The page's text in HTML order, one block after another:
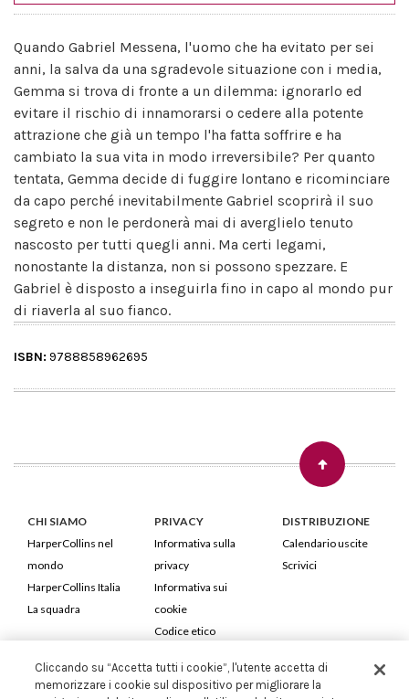
Quando Gabriel Messena, l'uomo che ha evitato per sei
anni, la salva da una sgradevole situazione con i media,
Gemma si trova di fronte a un dilemma: ignorarlo ed
evitare il rischio di innamorarsi o cedere alla potente
attrazione che già un tempo l'ha fatta soffrire e ha
cambiato la sua vita in modo irreversibile? Per quanto
tentata, Gemma decide di fuggire lontano e ricominciare
da capo perché inevitabilmente Gabriel scoprirà il suo
segreto e non le perdonerà mai di averglielo tenuto
nascosto per tutti quegli anni. Ma certi legami,
nonostante la distanza, non si possono spezzare. E
Gabriel è disposto a inseguirla fino in capo al mondo pur
di riaverla al suo fianco.
ISBN: 9788858962695
CHI SIAMO
HarperCollins nel
mondo
HarperCollins Italia
La squadra
PRIVACY
Informativa sulla
privacy
Informativa sui
cookie
Codice etico
DISTRIBUZIONE
Calendario uscite
Scrivici
HarperCollins Italia S.p.A. Viale Monte Nero, 84 - 20135 Milano
Cliccando su “Accetta tutti i cookie”, l'utente accetta di
memorizzare i cookie sul dispositivo per migliorare la